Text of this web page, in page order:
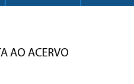
AO ACERVO